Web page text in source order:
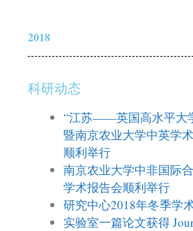
2018
科研动态
“江苏——英国高水平大
暨南京农业大学中英学
顺利举行
南京农业大学中非国际
学术报告会顺利举行
研究中心2018年冬季学
实验室一篇论文获得